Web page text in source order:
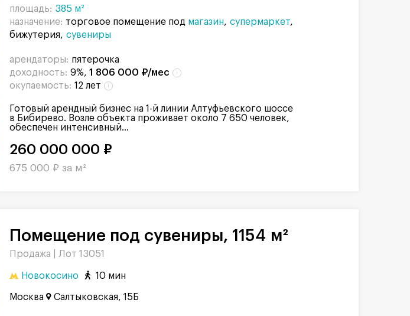
площадь: 385 м²
назначение: торговое помещение под магазин
супермаркет
бижутерия
сувениры
арендаторы: пятерочка
доходность: 9%, 1 806 000 ₽/мес
окупаемость: 12 лет
Готовый арендный бизнес на 1-й линии Алтуфьевского шоссе
в Бибирево. Возле объекта проживает около 7 650 человек,
обеспечен интенсивный...
260 000 000 ₽
675 000 ₽ за м²
Помещение под сувениры, 1154 м²
Продажа | Лот 13051
Новокосино 10 мин
Москва Салтыковская, 15Б